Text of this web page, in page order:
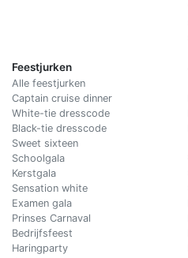
Feestjurken
Alle feestjurken
Captain cruise dinner
White-tie dresscode
Black-tie dresscode
Sweet sixteen
Schoolgala
Kerstgala
Sensation white
Examen gala
Prinses Carnaval
Bedrijfsfeest
Haringparty